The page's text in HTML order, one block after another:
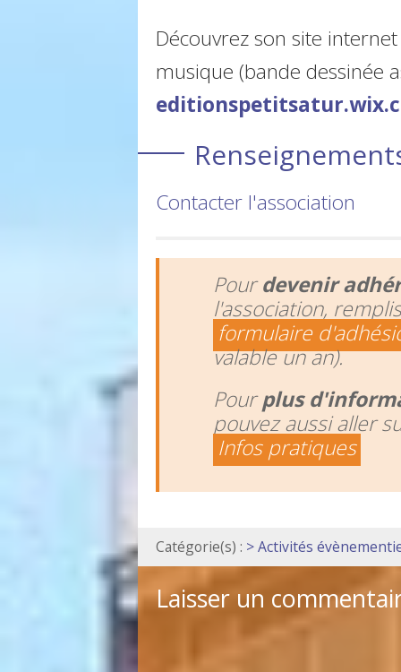
Découvrez son site
musique (bande dessinée
Contacter l'association
Pourdevenir
l'association,
formulaire
valable un an).
Pourplus
pouvez aussi aller
Infos pratiques
Catégorie(s) : > Activités
Laisser un